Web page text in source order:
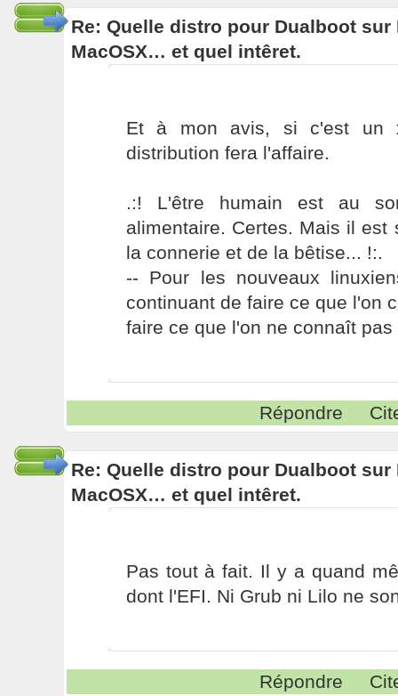
Re: Quelle distro pour Dualboot sur
MacOSX… et quel intêret.
Et à mon avis, si c'est un
distribution fera l'affaire.
.:! L'être humain est au
alimentaire. Certes. Mais il est
la connerie et de la bêtise... !:.
-- Pour les nouveaux
continuant de faire ce que l'on
faire ce que l'on ne connaît pas
Répondre
Re: Quelle distro pour Dualboot sur
MacOSX… et quel intêret.
Pas tout à fait. Il y a quand
dont l'EFI. Ni Grub ni Lilo ne
Répondre